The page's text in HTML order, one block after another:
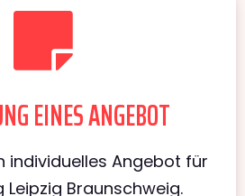
EINES ANGEBOT
individuelles Angebot für
Leipzig Braunschweig.